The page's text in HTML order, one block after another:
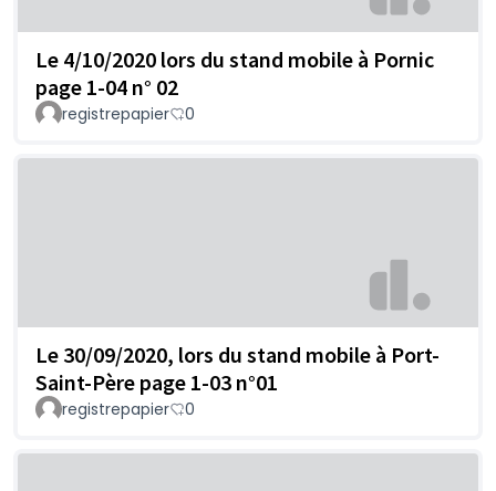
Le 4/10/2020 lors du stand mobile à Pornic
page 1-04 n° 02
registrepapier 0
Le 30/09/2020, lors du stand mobile à Port-
Saint-Père page 1-03 n°01
registrepapier 0